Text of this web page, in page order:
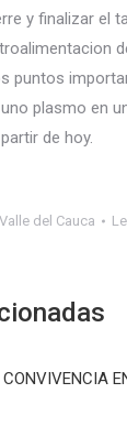
y finalizar el
puntos
plasmo en
de hoy.
Valle del Cauca